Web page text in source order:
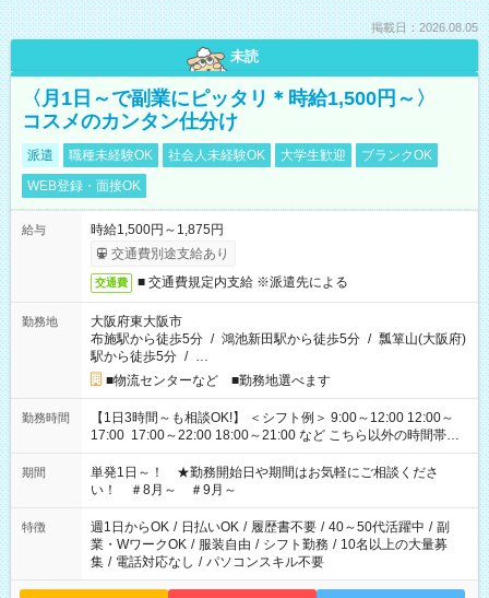
掲載日：2026.08.05
未読
〈月1日～で副業にピッタリ＊時給1,500円～〉
コスメのカンタン仕分け
派遣 職種未経験OK 社会人未経験OK 大学生歓迎
ブランクOK
WEB登録・面接OK
給与
時給1,500円～1,875円
交通費別途支給あり
交通費 ■ 交通費規定内支給 ※派遣先による
勤務地
大阪府東大阪市
布施駅から徒歩5分 / 鴻池新田駅から徒歩5分 / 瓢箪山(大阪府)
駅から徒歩5分 / …
■物流センターなど ■勤務地選べます
勤務時間
【1日3時間～も相談OK!】 ＜シフト例＞ 9:00～12:00 12:00～
17:00 17:00～22:00 18:00～21:00 など こちら以外の時間帯も
お気軽にご相談ください！
期間
単発1日～！ ★勤務開始日や期間はお気軽にご相談くださ
い！ ＃8月～ ＃9月～
特徴 週1日からOK / 日払いOK / 履歴書不要 / 40～50代活躍中 / 副
業・WワークOK / 服装自由 / シフト勤務 / 10名以上の大量募
集 / 電話対応なし / パソコンスキル不要